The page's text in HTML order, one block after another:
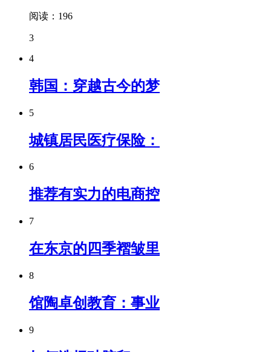
阅读：196
3
4
韩国：穿越古今的梦
5
城镇居民医疗保险：
6
推荐有实力的电商控
7
在东京的四季褶皱里
8
馆陶卓创教育：事业
9